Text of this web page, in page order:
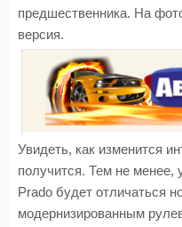
предшественника. На
версия.
Увидеть, как изменится
получится. Тем не менее,
Prado будет отличаться
модернизированным